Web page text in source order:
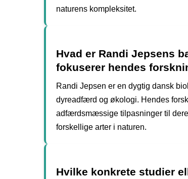
naturens kompleksitet.
Hvad er Randi Jepsens
fokuserer hendes
Randi Jepsen er en dygtig dansk
dyreadfærd og økologi. Hendes
adfærdsmæssige tilpasninger til
forskellige arter i naturen.
Hvilke konkrete studier